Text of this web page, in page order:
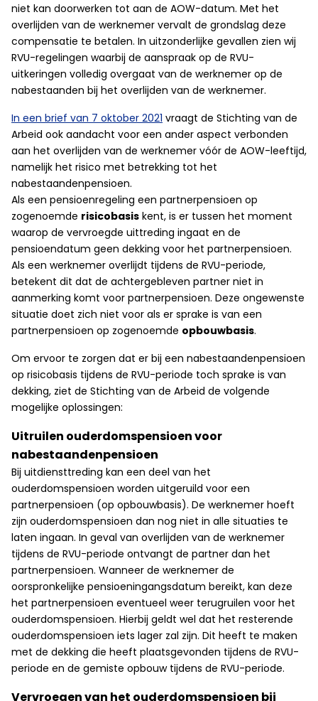
niet kan doorwerken tot aan de AOW-datum. Met het
overlijden van de werknemer vervalt de grondslag deze
compensatie te betalen. In uitzonderlijke gevallen zien wij
RVU-regelingen waarbij de aanspraak op de RVU-
uitkeringen volledig overgaat van de werknemer op de
nabestaanden bij het overlijden van de werknemer.
In een brief van 7 oktober 2021 vraagt de Stichting van de
Arbeid ook aandacht voor een ander aspect verbonden
aan het overlijden van de werknemer vóór de AOW-leeftijd,
namelijk het risico met betrekking tot het
nabestaandenpensioen.
Als een pensioenregeling een partnerpensioen op
zogenoemde risicobasis kent, is er tussen het moment
waarop de vervroegde uittreding ingaat en de
pensioendatum geen dekking voor het partnerpensioen.
Als een werknemer overlijdt tijdens de RVU-periode,
betekent dit dat de achtergebleven partner niet in
aanmerking komt voor partnerpensioen. Deze ongewenste
situatie doet zich niet voor als er sprake is van een
partnerpensioen op zogenoemde opbouwbasis.
Om ervoor te zorgen dat er bij een nabestaandenpensioen
op risicobasis tijdens de RVU-periode toch sprake is van
dekking, ziet de Stichting van de Arbeid de volgende
mogelijke oplossingen:
Uitruilen ouderdomspensioen voor
nabestaandenpensioen
Bij uitdiensttreding kan een deel van het
ouderdomspensioen worden uitgeruild voor een
partnerpensioen (op opbouwbasis). De werknemer hoeft
zijn ouderdomspensioen dan nog niet in alle situaties te
laten ingaan. In geval van overlijden van de werknemer
tijdens de RVU-periode ontvangt de partner dan het
partnerpensioen. Wanneer de werknemer de
oorspronkelijke pensioeningangsdatum bereikt, kan deze
het partnerpensioen eventueel weer terugruilen voor het
ouderdomspensioen. Hierbij geldt wel dat het resterende
ouderdomspensioen iets lager zal zijn. Dit heeft te maken
met de dekking die heeft plaatsgevonden tijdens de RVU-
periode en de gemiste opbouw tijdens de RVU-periode.
Vervroegen van het ouderdomspensioen bij